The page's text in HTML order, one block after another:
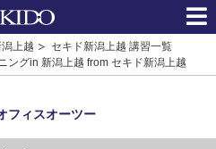
上越
セキド新潟上越 講習一覧
ングin 新潟上越 from セキド新潟上越
ィスオーツー